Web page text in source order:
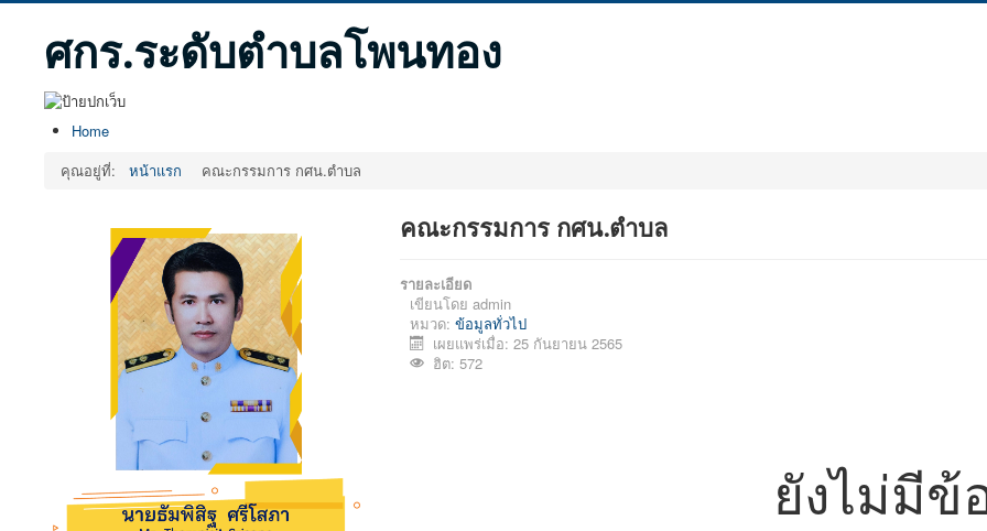
ศกร.ระดับตำบลโพนทอง
Home
คุณอยู่ที่:
หน้าแรก คณะกรรมการ กศน.ตำบล
คณะกรรมการ กศน.ตำบล
รายละเอียด
เขียนโดย admin
หมวด: ข้อมูลทั่วไป
เผยแพร่เมื่อ: 25 กันยายน 2565
ฮิต: 572
ยังไม่มีข้